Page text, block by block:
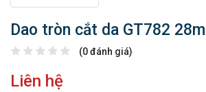
Dao tròn cắt da GT782
(0 đánh giá)
Liên hệ